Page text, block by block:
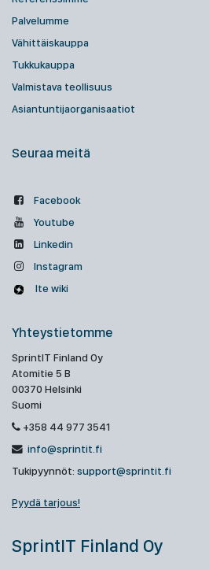
Palvelumme
Vähittäiskauppa
Tukkukauppa
Valmistava teollisuus
Asiantuntijaorganisaatiot
Seuraa meitä
Facebook
Youtube
Linkedin
Instagram
Ite wiki
Yhteystietomme
SprintIT Finland Oy
Atomitie 5 B
00370 Helsinki
Suomi
+358 44 977 3541
info@sprintit.fi
Tukipyynnöt: support@sprintit.fi
Pyydä tarjous!
SprintIT Finland Oy